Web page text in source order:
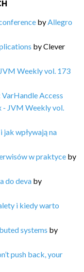
by Allegro
byClever
Weekly vol. 173
Access
JVM Weekly vol.
wpływają na
w praktyce by
do deva by
i kiedy warto
systems by
push back, your